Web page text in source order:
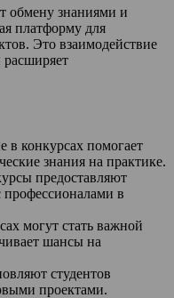
обмену знаниями и
платформу для
Это взаимодействие
в конкурсах помогает
знания на практике.
предоставляют
профессионалами в
могут стать важной
шансы на
студентов
проектами.